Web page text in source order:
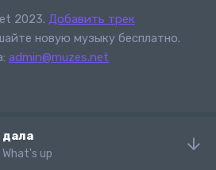
2023. Добавить трек
новую музыку бесплатно.
admin@muzes.net
дала
What's up